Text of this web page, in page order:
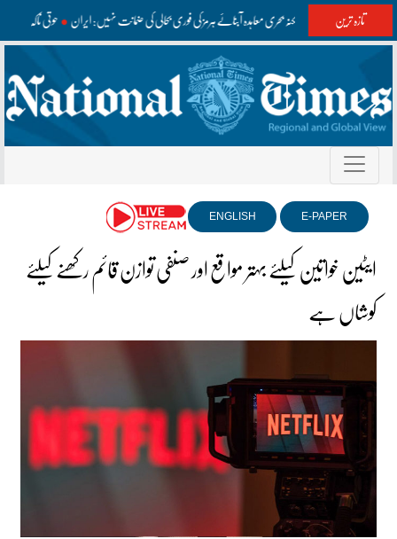
تازہ ترین عمان سے ممکنہ بحری معاہدہ آبنائے ہرمز کی فوری بحالی کی ضمانت نہیں: ایران حوثی ناکہ
E-PAPER
ENGLISH
ایٹین خواتین کیلئے بہتر مواقع اور صنفی توازن قائم رکھنے کیلئے
کوشاں ہے